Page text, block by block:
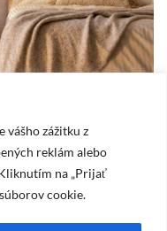
vášho zážitku z
reklám alebo
na „Prijať
cookie.
prináša pokoj